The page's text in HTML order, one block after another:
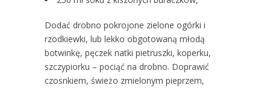
Dodać drobno pokrojone zielone ogórki i
rzodkiewki, lub lekko obgotowaną młodą
botwinkę, pęczek natki pietruszki, koperku,
szczypiorku – pociąć na drobno. Doprawić
czosnkiem, świeżo zmielonym pieprzem,